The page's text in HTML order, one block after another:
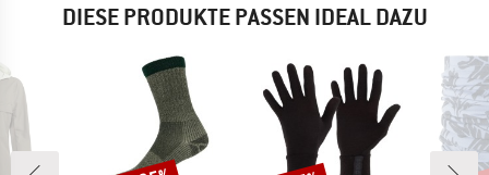
DIESE PRODUKTE PASSEN IDEAL DAZU